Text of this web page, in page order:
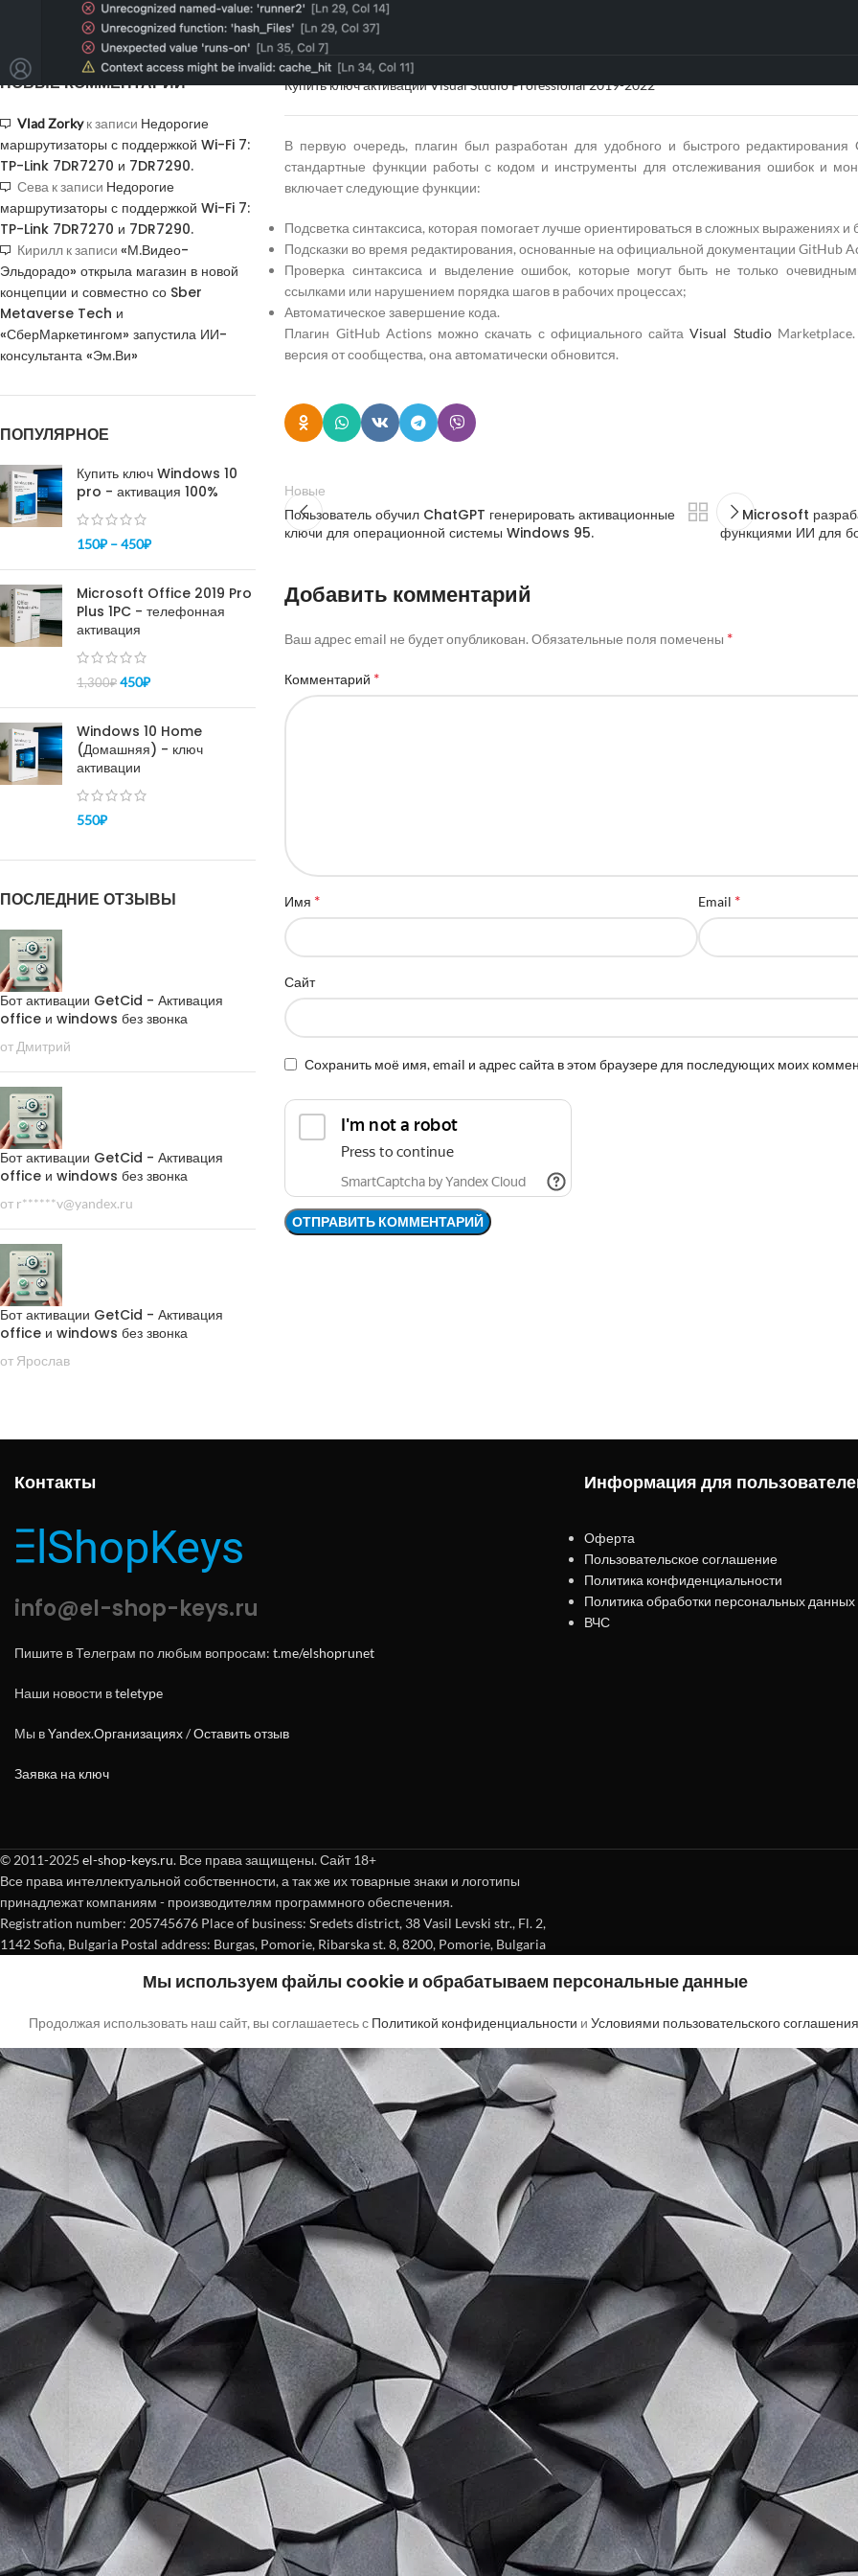
подтверждения
НОВЫЕ КОММЕНТАРИИ
Vlad Zorkyк записи Недорогие
маршрутизаторы с поддержкой Wi-Fi 7:
TP-Link 7DR7270 и 7DR7290.
Сева к записи Недорогие
маршрутизаторы с поддержкой Wi-Fi 7:
TP-Link 7DR7270 и 7DR7290.
Кирилл к записи «М.Видео-
Эльдорадо» открыла магазин в новой
концепции и совместно со Sber
Metaverse Tech и
«СберМаркетингом» запустила ИИ-
консультанта «Эм.Ви»
ПОПУЛЯРНОЕ
Купить ключ Windows 10
pro - активация 100%
150₽ –450₽
Microsoft Office 2019 Pro
Plus 1PC - телефонная
активация
1,300₽ 450₽
Windows 10 Home
(Домашняя) - ключ
активации
550₽
ПОСЛЕДНИЕ ОТЗЫВЫ
Бот активации GetCid - Активация
office и windows без звонка
от Дмитрий
Бот активации GetCid - Активация
office и windows без звонка
от r******v@yandex.ru
Бот активации GetCid - Активация
office и windows без звонка
от Ярослав
выпустила инструмент для полноценного редактирования рабочих процессов через
себя все новые возможности GitHub Actions.
Купить ключ активации Visual Studio Professional 2019-2022
В первую очередь, плагин был разработан для удобного и быстрого редактирования
стандартные функции работы с кодом и инструменты для отслеживания ошибок и
включает следующие функции:
Подсветка синтаксиса, которая помогает лучше ориентироваться в сложных выражениях и
Подсказки во время редактирования, основанные на официальной документации GitHub
Проверка синтаксиса и выделение ошибок, которые могут быть не только
ссылками или нарушением порядка шагов в рабочих процессах;
Автоматическое завершение кода.
Плагин GitHub Actions можно скачать с официального сайтаVisual StudioMarketplace.
версия от сообщества, она автоматически обновится.
Новые
Пользователь обучил ChatGPT генерировать активационные
ключи для операционной системы Windows 95.
Microsoft
функциями ИИ для
Добавить комментарий
Ваш адрес email не будет опубликован. Обязательные поля помечены *
Комментарий *
Имя * Email *
Сайт
Сохранить моё имя, email и адрес сайта в этом браузере для последующих моих
Контакты
info@el-shop-keys.ru
Пишите в Телеграм по любым вопросам: t.me/elshoprunet
Наши новости вteletype
Мы вYandex.Организациях/Оставить отзыв
Заявка на ключ
Информация для
Оферта
Пользовательское соглашение
Политика конфиденциальности
Политика обработки персональных данных
ВЧС
© 2011-2025 el-shop-keys.ru. Все права защищены. Сайт 18+
Все права интеллектуальной собственности, а так же их товарные знаки и логотипы
принадлежат компаниям - производителям программного обеспечения.
Registration number: 205745676 Place of business: Sredets district, 38 Vasil Levski str., Fl. 2,
1142 Sofia, Bulgaria Postal address: Burgas, Pomorie, Ribarska st. 8, 8200, Pomorie, Bulgaria
Мы используем файлы cookie и обрабатываем персональные данные
Продолжая использовать наш сайт, вы соглашаетесь с Политикой конфиденциальности и Условиями пользовательского соглашения